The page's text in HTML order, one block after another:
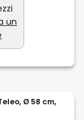
un
Ø 58 cm,